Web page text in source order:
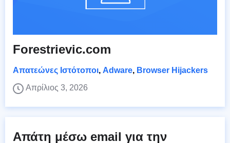
Forestrievic.com
Απατεώνες Ιστότοποι, Adware, Browser Hijackers
Απρίλιος 3, 2026
Απάτη μέσω email για την